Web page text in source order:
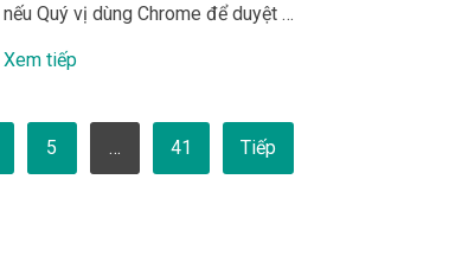
nếu Quý vị dùng Chrome để duyệt …
Xem tiếp
5 … 41 Tiếp